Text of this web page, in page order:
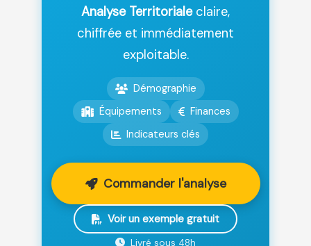
Analyse Territorialeclaire,
chiffrée et immédiatement
exploitable.
Démographie
Équipements
Finances
Indicateurs clés
Commander l'analyse
Voir un exemple gratuit
Livré sous 48h